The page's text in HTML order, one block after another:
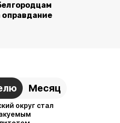
оправдание
Месяц
округ стал